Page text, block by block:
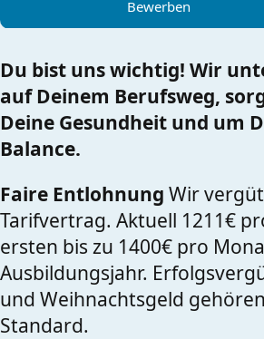
Bewerben
Du bist uns wichtig! Wir
auf Deinem Berufsweg,
Deine Gesundheit und um
Balance.
Faire Entlohnung Wir
Tarifvertrag. Aktuell 1211€
ersten bis zu 1400€ pro
Ausbildungsjahr.
und Weihnachtsgeld
Standard.